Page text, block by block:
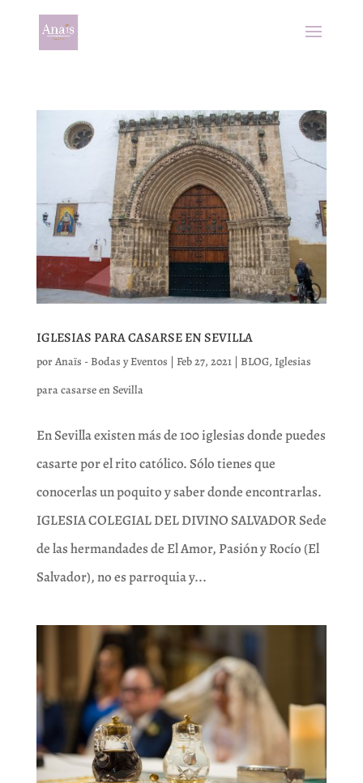
IGLESIAS PARA CASARSE EN SEVILLA
porAnaïs - Bodas y Eventos | Feb 27, 2021| BLOG, Iglesias
para casarse en Sevilla
En Sevilla existen más de 100 iglesias donde puedes
casarte por el rito católico. Sólo tienes que
conocerlas un poquito y saber donde encontrarlas.
IGLESIA COLEGIAL DEL DIVINO SALVADOR Sede
de las hermandades de El Amor, Pasión y Rocío (El
Salvador), no es parroquia y...